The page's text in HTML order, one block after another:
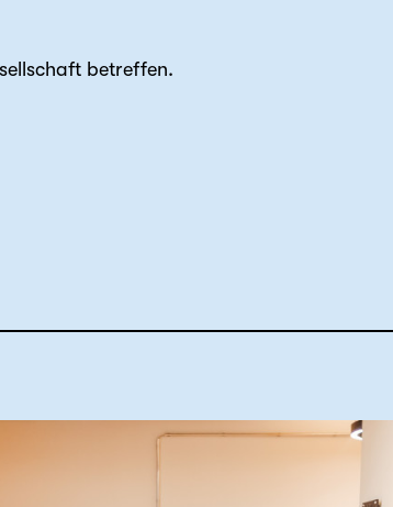
betreffen.